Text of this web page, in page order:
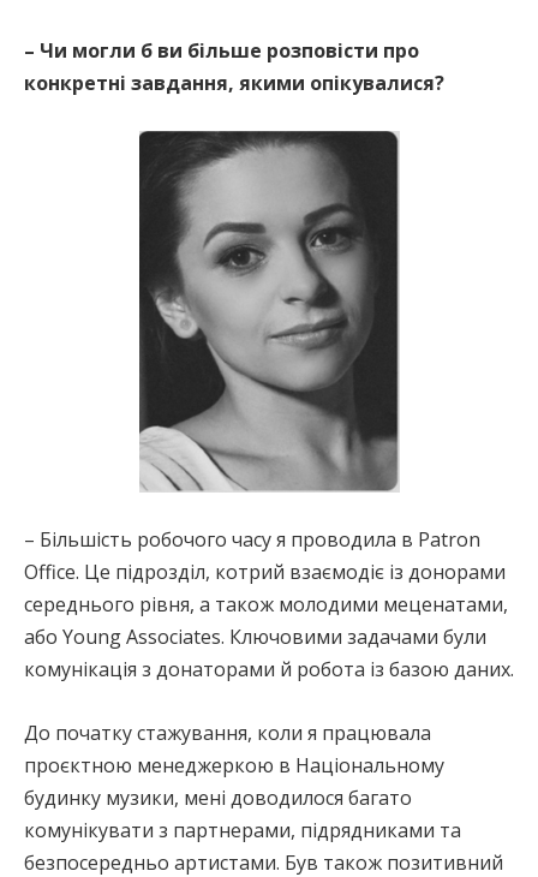
– Чи могли б ви більше розповісти про
конкретні завдання, якими опікувалися?
– Більшість робочого часу я проводила в Patron
Office. Це підрозділ, котрий взаємодіє із донорами
середнього рівня, а також молодими меценатами,
або Young Associates. Ключовими задачами були
комунікація з донаторами й робота із базою даних.
До початку стажування, коли я працювала
проєктною менеджеркою в Національному
будинку музики, мені доводилося багато
комунікувати з партнерами, підрядниками та
безпосередньо артистами. Був також позитивний